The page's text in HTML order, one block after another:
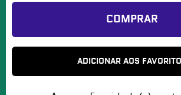
COMPRAR
ADICIONAR AOS